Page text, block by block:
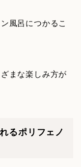
風呂につかるこ
まな楽しみ方が
るポリフェノ